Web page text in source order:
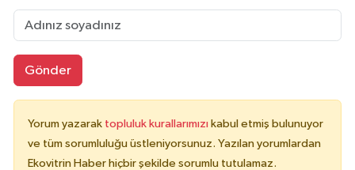
Gönder
Yorum yazarak topluluk kurallarımızı kabul etmiş bulunuyor
ve tüm sorumluluğu üstleniyorsunuz. Yazılan yorumlardan
Ekovitrin Haber hiçbir şekilde sorumlu tutulamaz.